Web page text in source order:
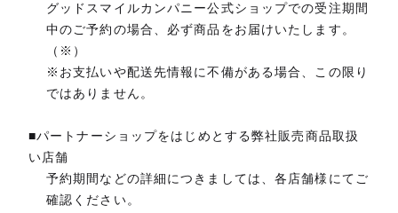
グッドスマイルカンパニー公式ショップでの受注期間
中のご予約の場合、必ず商品をお届けいたします。
（※）
※お支払いや配送先情報に不備がある場合、この限り
ではありません。
■パートナーショップをはじめとする弊社販売商品取扱
い店舗
予約期間などの詳細につきましては、各店舗様にてご
確認ください。